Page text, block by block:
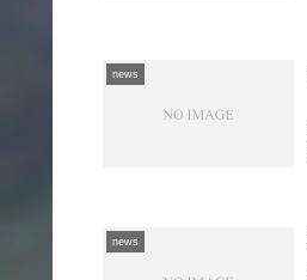
news
news